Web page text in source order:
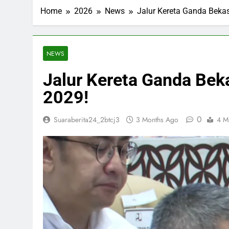
3 Months Ago
Inggris dan
Trump
Home 2026 News Jalur Kereta Ganda
NEWS
Jalur Kereta Ganda
2029!
Suaraberita24_2btcj3 3 Months Ago 0 4